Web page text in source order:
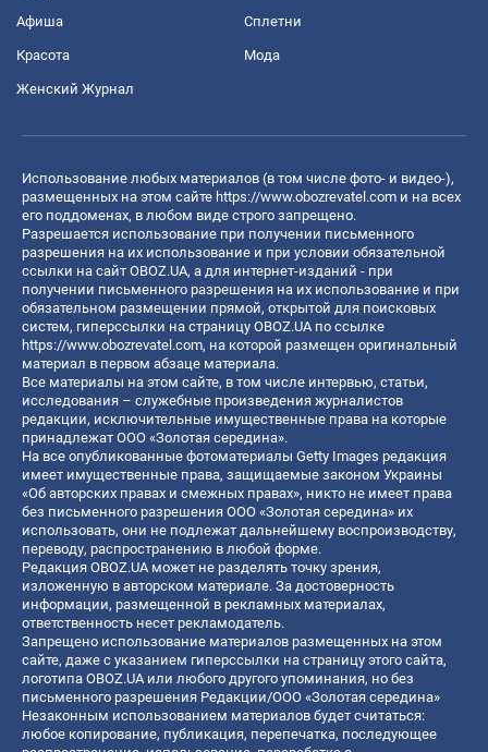
Афиша Сплетни
Красота Мода
Женский Журнал
Использование любых материалов (в том числе фото- и видео-),
размещенных на этом сайте https://www.obozrevatel.com и на всех
его поддоменах, в любом виде строго запрещено.
Разрешается использование при получении письменного
разрешения на их использование и при условии обязательной
ссылки на сайт OBOZ.UA, а для интернет-изданий - при
получении письменного разрешения на их использование и при
обязательном размещении прямой, открытой для поисковых
систем, гиперссылки на страницу OBOZ.UA по ссылке
https://www.obozrevatel.com, на которой размещен оригинальный
материал в первом абзаце материала.
Все материалы на этом сайте, в том числе интервью, статьи,
исследования – служебные произведения журналистов
редакции, исключительные имущественные права на которые
принадлежат ООО «Золотая середина».
На все опубликованные фотоматериалы Getty Images редакция
имеет имущественные права, защищаемые законом Украины
«Об авторских правах и смежных правах», никто не имеет права
без письменного разрешения ООО «Золотая середина» их
использовать, они не подлежат дальнейшему воспроизводству,
переводу, распространению в любой форме.
Редакция OBOZ.UA может не разделять точку зрения,
изложенную в авторском материале. За достоверность
информации, размещенной в рекламных материалах,
ответственность несет рекламодатель.
Запрещено использование материалов размещенных на этом
сайте, даже с указанием гиперссылки на страницу этого сайта,
логотипа OBOZ.UA или любого другого упоминания, но без
письменного разрешения Редакции/ООО «Золотая середина»
Незаконным использованием материалов будет считаться:
любое копирование, публикация, перепечатка, последующее